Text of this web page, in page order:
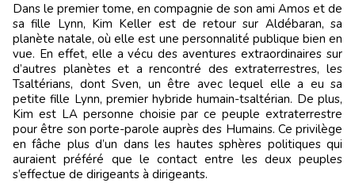
Dans le premier tome, en compagnie de son ami Amos et de
sa fille Lynn, Kim Keller est de retour sur Aldébaran, sa
planète natale, où elle est une personnalité publique bien en
vue. En effet, elle a vécu des aventures extraordinaires sur
d’autres planètes et a rencontré des extraterrestres, les
Tsaltérians, dont Sven, un être avec lequel elle a eu sa
petite fille Lynn, premier hybride humain-tsaltérian. De plus,
Kim est LA personne choisie par ce peuple extraterrestre
pour être son porte-parole auprès des Humains. Ce privilège
en fâche plus d’un dans les hautes sphères politiques qui
auraient préféré que le contact entre les deux peuples
s’effectue de dirigeants à dirigeants.